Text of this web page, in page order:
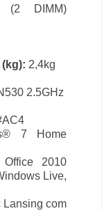
DIMM)
2,4kg
2.5GHz
7 Home
2010
Live,
Lansing com